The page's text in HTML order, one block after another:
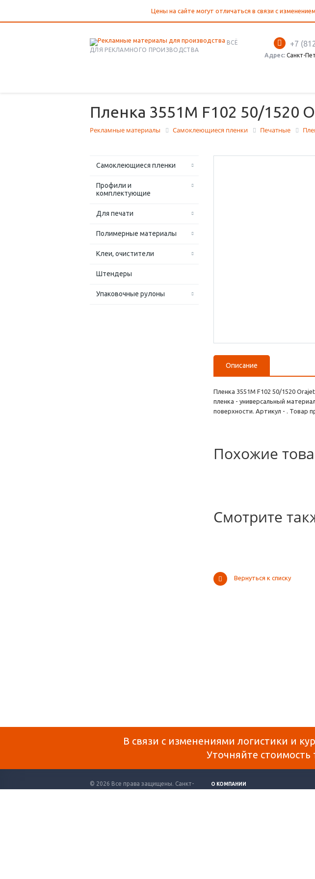
Цены на сайте могут отличаться в связи с
ВСЁ
ДЛЯ РЕКЛАМНОГО ПРОИЗВОДСТВА
+7
Адрес: Санкт-
Пленка 3551M F102 50/1520
Рекламные материалы Самоклеющиеся пленки Печатные
Самоклеющиеся пленки
Профили и
комплектующие
Для печати
Полимерные материалы
Клеи, очистители
Штендеры
Упаковочные рулоны
Описание
Пленка 3551M F102 50/1520
пленка - универсальный
поверхности. Артикул - . Товар
Похожие
Смотрите
Вернуться к списку
В связи с изменениями логистики и
Уточняйте
© 2026 Все права защищены. Санкт-
О КОМПАНИИ